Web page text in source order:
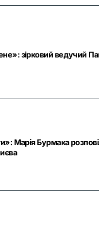
зірковий ведучий
Марія Бурмака